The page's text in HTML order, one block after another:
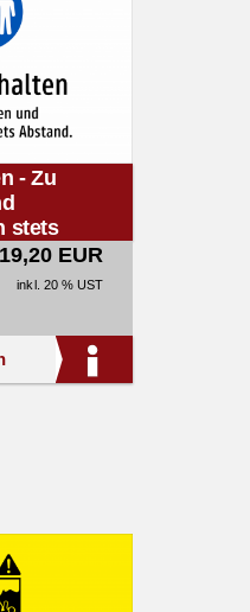
- Zu
stets
19,20 EUR
inkl. 20 % UST